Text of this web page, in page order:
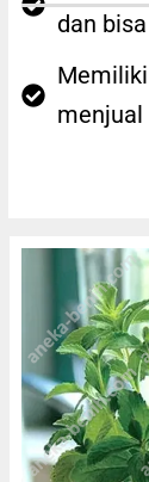
dan
menjual